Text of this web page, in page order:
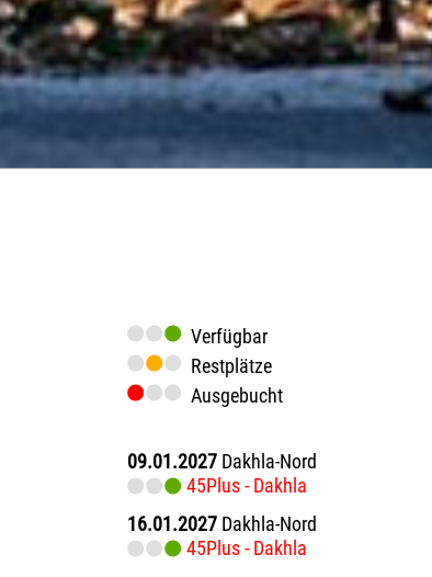
Verfügbar
Restplätze
Ausgebucht
09.01.2027 Dakhla-Nord
45Plus - Dakhla
16.01.2027 Dakhla-Nord
45Plus - Dakhla